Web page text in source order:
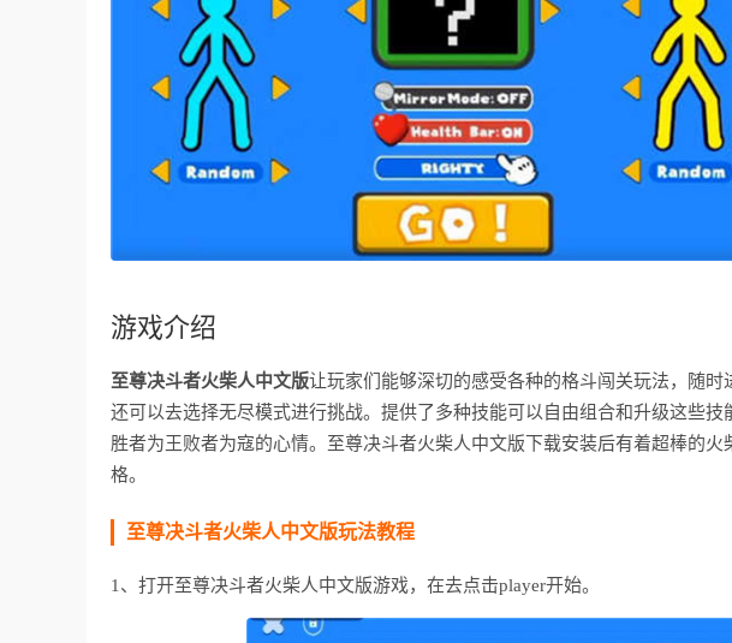
游戏介绍
至尊决斗者火柴人中文版让玩家们能够深切的感受各种的格斗闯关玩法，随
还可以去选择无尽模式进行挑战。提供了多种技能可以自由组合和升级这些
胜者为王败者为寇的心情。至尊决斗者火柴人中文版下载安装后有着超棒的
格。
至尊决斗者火柴人中文版玩法教程
1、打开至尊决斗者火柴人中文版游戏，在去点击player开始。